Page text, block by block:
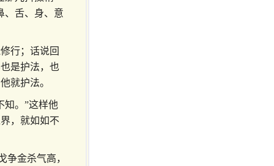
、舌、身、意
行；话说回
是护法，也
就护法。
知。”这样他
，就如如不
争金杀气高，